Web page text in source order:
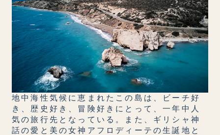
地中海性気候に恵まれたこの島は、ビーチ好
き、歴史好き、冒険好きにとって、一年中人
気の旅行先となっている。また、ギリシャ神
話の愛と美の女神アフロディーテの生誕地と